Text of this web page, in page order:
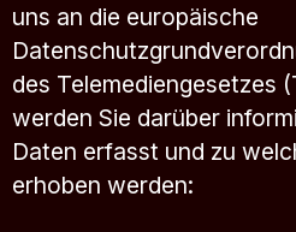
uns an die europäische
des Telemediengesetzes
werden Sie darüber
Daten erfasst und zu
erhoben werden: